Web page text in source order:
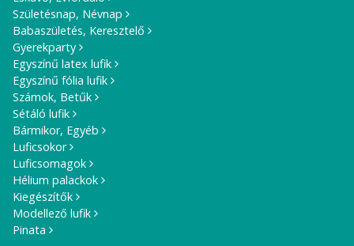
Születésnap, Névnap
Babaszületés, Keresztelő
Gyerekparty
Egyszínű latex lufik
Egyszínű fólia lufik
Számok, Betűk
Sétáló lufik
Bármikor, Egyéb
Luficsokor
Luficsomagok
Hélium palackok
Kiegészítők
Modellező lufik
Pinata